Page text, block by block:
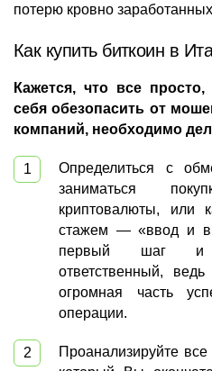
потерю кровно
Как купить биткоин в
Кажется, что все
себя обезопасить от
компаний, необходимо
Определиться с
заниматься
криптовалюты, или
стажем — «ввод и
первый шаг и
ответственный,
огромная часть
Проанализируйте